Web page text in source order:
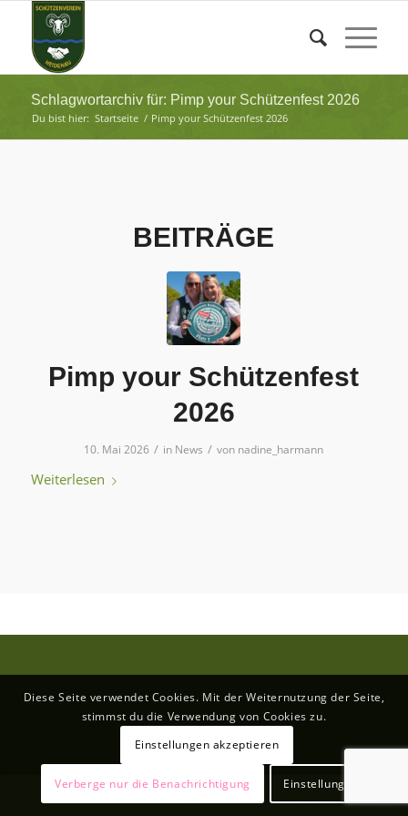
Schlagwortarchiv für: Pimp your Schützenfest 2026
Du bist hier: Startseite / Pimp your Schützenfest 2026
BEITRÄGE
Pimp your Schützenfest
2026
10. Mai 2026 / in News / von nadine_harmann
Weiterlesen
Diese Seite verwendet Cookies. Mit der Weiternutzung der Seite,
stimmst du die Verwendung von Cookies zu.
Einstellungen akzeptieren
Verberge nur die Benachrichtigung Einstellungen